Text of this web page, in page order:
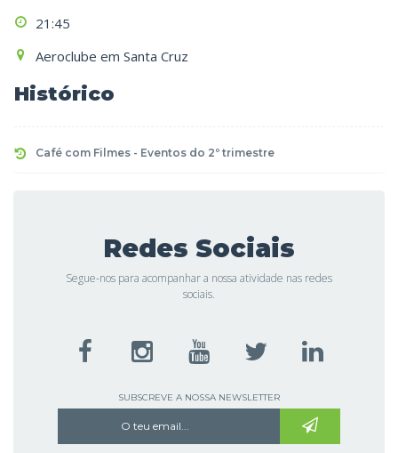
21:45
Aeroclube em Santa Cruz
Histórico
Café com Filmes - Eventos do 2º trimestre
Redes Sociais
Segue-nos para acompanhar a nossa atividade nas redes
sociais.
SUBSCREVE A NOSSA NEWSLETTER